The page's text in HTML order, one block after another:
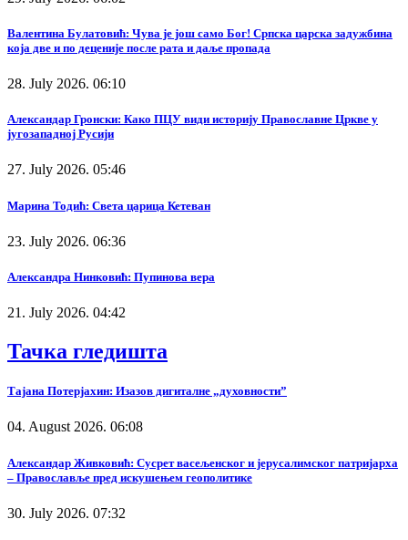
Валентина Булатовић: Чува је још само Бог! Српска царска задужбина
која две и по деценије после рата и даље пропада
28. July 2026. 06:10
Александар Гронски: Како ПЦУ види историју Православне Цркве у
југозападној Русији
27. July 2026. 05:46
Марина Тодић: Света царица Кетеван
23. July 2026. 06:36
Александра Нинковић: Пупинова вера
21. July 2026. 04:42
Тачка гледишта
Тајана Потерјахин: Изазов дигиталне „духовности”
04. August 2026. 06:08
Александар Живковић: Сусрет васељенског и јерусалимског патријарха
– Православље пред искушењем геополитике
30. July 2026. 07:32